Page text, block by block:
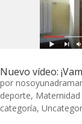
Nuevo vídeo:
por
deporte,
categoría,